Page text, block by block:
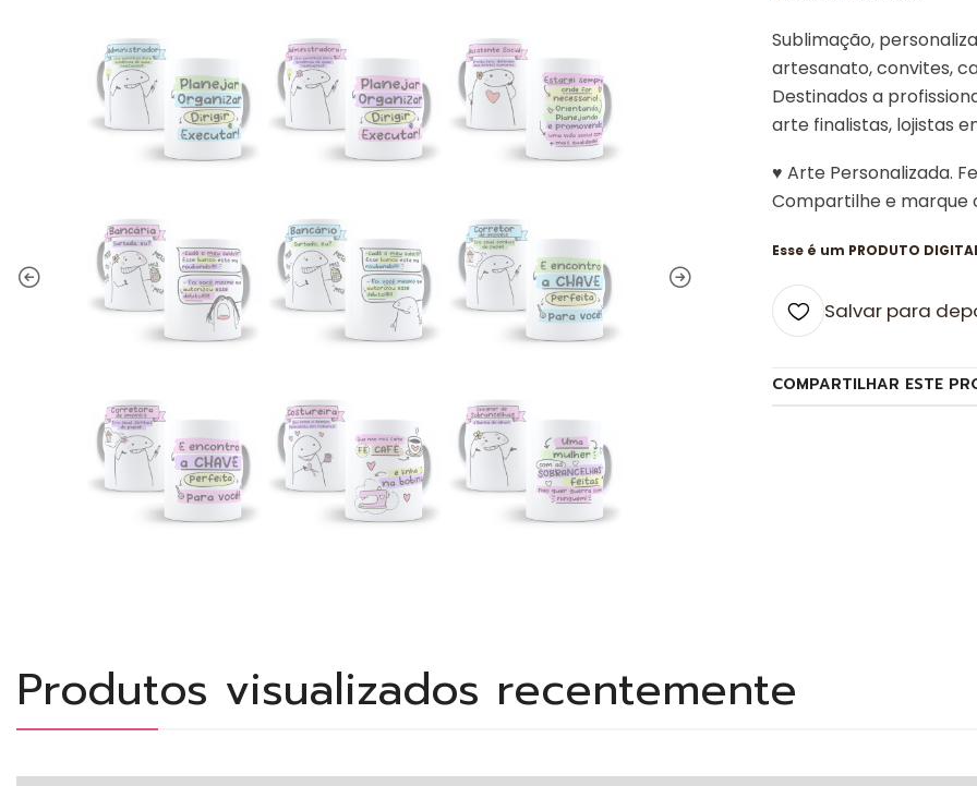
Sublimação,
artesanato, convites,
Destinados a
arte finalistas, lojistas
♥ Arte Personalizada.
Compartilhe e marque
Esse é um PRODUTO
Salvar para
COMPARTILHAR ESTE
Produtos visualizados recentemente